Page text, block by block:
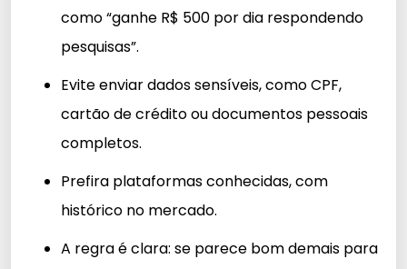
como “ganhe R$ 500 por dia respondendo
pesquisas”.
Evite enviar dados sensíveis, como CPF,
cartão de crédito ou documentos pessoais
completos.
Prefira plataformas conhecidas, com
histórico no mercado.
A regra é clara: se parece bom demais para